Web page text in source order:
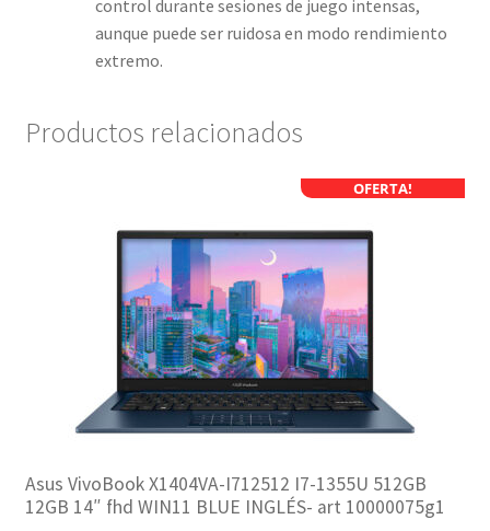
control durante sesiones de juego intensas,
aunque puede ser ruidosa en modo rendimiento
extremo.
Productos relacionados
OFERTA!
Asus VivoBook X1404VA-I712512 I7-1355U 512GB
12GB 14″ fhd WIN11 BLUE INGLÉS- art 10000075g1